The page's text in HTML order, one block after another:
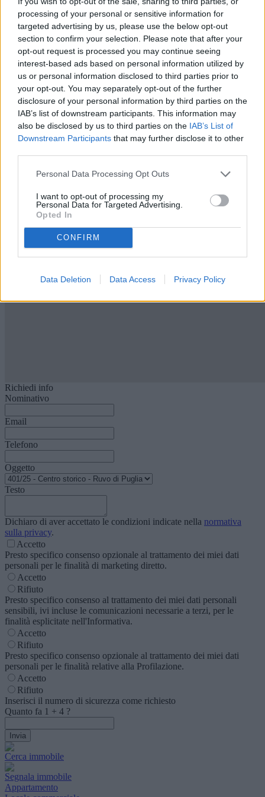
processing of your personal or sensitive information for
targeted advertising by us, please use the below opt-out
section to confirm your selection. Please note that after your
opt-out request is processed you may continue seeing
interest-based ads based on personal information utilized by
us or personal information disclosed to third parties prior to
your opt-out. You may separately opt-out of the further
disclosure of your personal information by third parties on the
IAB’s list of downstream participants. This information may
also be disclosed by us to third parties on the IAB’s List of
Downstream Participants that may further disclose it to other
Personal Data Processing Opt Outs
I want to opt-out of processing my
Personal Data for Targeted Advertising.
Opted In
CONFIRM
Data Deletion Data Access Privacy Policy
da Via Veneto, ti presentiamo un monolocale ristrutturato, pronto da
abitare, dove ogni dettaglio è stato pensato per offrire comfort e
carattere. - Al piano terra, con ingresso indipendente, questo piccolo
ma curato spazio è composto da: - Zona living con angolo cottura -
Bagno completo - Climatizzatore caldo/freddo per il massimo
comfort in ogni stagione - Volta a botte in pietra, autentica e
suggestiva, che dona calore e identità all’ambiente Viene venduto
completo di arredi e dotazioni, perfetto per chi cerca una soluzione
chiavi in mano. Ideale come investimento per avviare una piccola
attività di B&B o come rifugio personale per le vacanze: una base
perfetta per vivere la città, rilassarsi e godersi l’autenticità del
territorio. Contattaci per maggiori informazioni o per fissare una
visita. Questo gioiellino aspetta solo di essere scoperto!
Piano Terra
Buone condizioni
Richiedi info
Nominativo
Email
Telefono
Oggetto
Testo
Dichiaro di aver accettato le condizioni indicate nella normativa
sulla privacy.
Accetto
Presto specifico consenso opzionale al trattamento dei miei dati
personali per le finalità di marketing diretto.
Accetto
Rifiuto
Presto specifico consenso al trattamento dei miei dati personali
sensibili, ivi incluse le comunicazioni necessarie a terzi, per le
finalità esplicitate nell'Informativa.
Accetto
Rifiuto
Presto specifico consenso opzionale al trattamento dei miei dati
personali per le finalità relative alla Profilazione.
Accetto
Rifiuto
Inserisci il numero di sicurezza come richiesto
Quanto fa 1 + 4 ?
Cerca immobile
Segnala immobile
Appartamento